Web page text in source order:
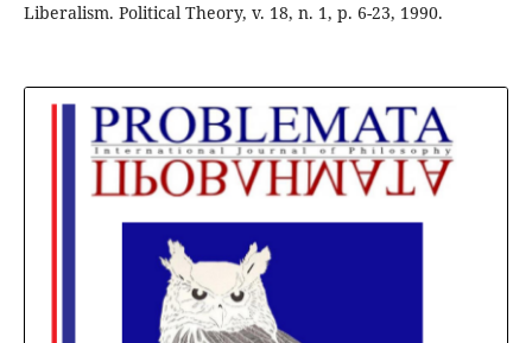
Liberalism. Political Theory, v. 18, n. 1, p. 6-23, 1990.